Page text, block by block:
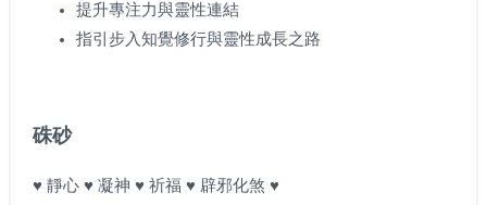
提升專注力與靈性連結
指引步入知覺修行與靈性成長之路
硃砂
♥ 靜心 ♥ 凝神 ♥ 祈福 ♥ 辟邪化煞 ♥